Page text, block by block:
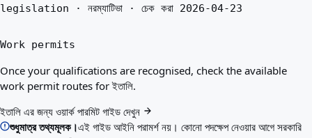
legislation · নরম্যাটিভা · চেক করা 2026-04-23
Work permits
Once your qualifications are recognised, check the available
work permit routes for ইতালি.
ইতালি এর জন্য ওয়ার্ক পারমিট গাইড দেখুন
শুধুমাত্র তথ্যমূলক।এই গাইড আইনি পরামর্শ নয়। কোনো পদক্ষেপ নেওয়ার আগে সরকারি